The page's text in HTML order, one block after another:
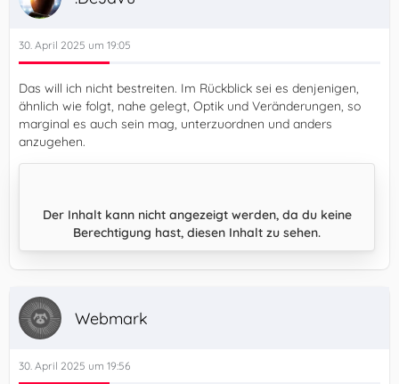
30. April 2025 um 19:05
Das will ich nicht bestreiten. Im Rückblick sei es denjenigen,
ähnlich wie folgt, nahe gelegt, Optik und Veränderungen, so
marginal es auch sein mag, unterzuordnen und anders
anzugehen.
Der Inhalt kann nicht angezeigt werden, da du keine
Berechtigung hast, diesen Inhalt zu sehen.
Webmark
30. April 2025 um 19:56